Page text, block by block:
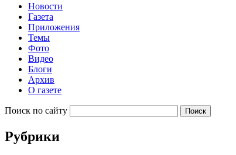
Новости
Газета
Приложения
Темы
Фото
Видео
Блоги
Архив
О газете
Поиск по сайту
Рубрики